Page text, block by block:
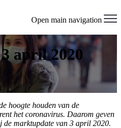
Open main navigation
april 2020
hoogte houden van de
het coronavirus. Daarom geven
de marktupdate van 3 april 2020.